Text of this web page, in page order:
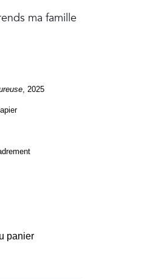
ma famille
, 2025
panier